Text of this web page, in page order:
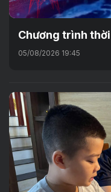
Chương trình
05/08/2026 19:45